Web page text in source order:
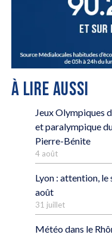
À LIRE AUSSI
Jeux Olympiques
et paralympique
Pierre-Bénite
4 août
Lyon : attention,
août
31 juillet
Météo dans le